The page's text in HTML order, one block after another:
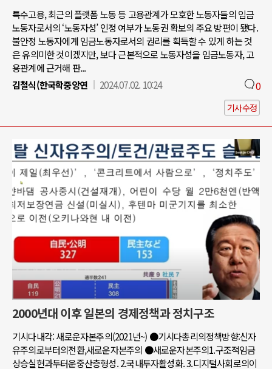
특수고용, 최근의 플랫폼 노동 등 고용관계가 모호한 노동자들의 임금
노동자로서의 ‘노동자성’ 인정 여부가 노동권 확보의 주요 방편이 됐다.
불안정 노동자에게 임금노동자로서의 권리를 획득할 수 있게 하는 것
은 유의미한 것이겠지만, 보다 근본적으로 노동자성을 임금노동자, 고
용관계에 근거해 판...
김철식(한국학중앙연
2024.07.02. 10:24 0
기사수정
2000년대 이후 일본의 경제정책과 정치구조
기시다내각: 새로운자본주의(2021년~) ●기시다총리의정책방향:신자
유주의로부터의전환,새로운자본주의 ●새로운자본주의1.구조적임금
상승실현과두터운중산층형성. 2.국내투자활성화. 3.디지털사회로의이